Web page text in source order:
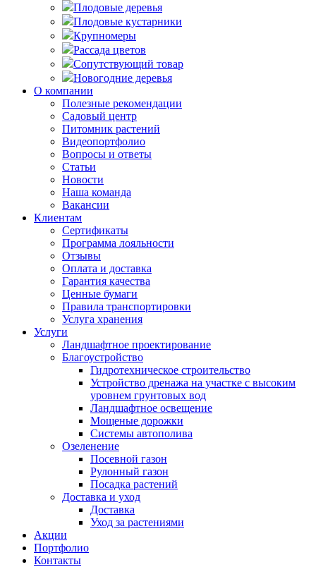
Плодовые деревья
Плодовые кустарники
Крупномеры
Рассада цветов
Сопутствующий товар
Новогодние деревья
О компании
Полезные рекомендации
Садовый центр
Питомник растений
Видеопортфолио
Вопросы и ответы
Статьи
Новости
Наша команда
Вакансии
Клиентам
Сертификаты
Программа лояльности
Отзывы
Оплата и доставка
Гарантия качества
Ценные бумаги
Правила транспортировки
Услуга хранения
Услуги
Ландшафтное проектирование
Благоустройство
Гидротехническое строительство
Устройство дренажа на участке с высоким
уровнем грунтовых вод
Ландшафтное освещение
Мощеные дорожки
Системы автополива
Озеленение
Посевной газон
Рулонный газон
Посадка растений
Доставка и уход
Доставка
Уход за растениями
Акции
Портфолио
Контакты